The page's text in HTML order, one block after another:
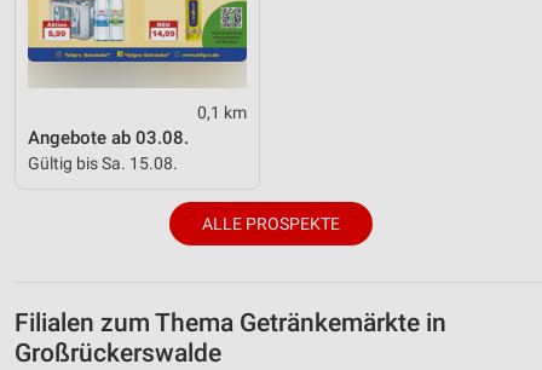
0,1 km
Angebote ab 03.08.
Gültig bis Sa. 15.08.
ALLE PROSPEKTE
Filialen zum Thema Getränkemärkte in
Großrückerswalde